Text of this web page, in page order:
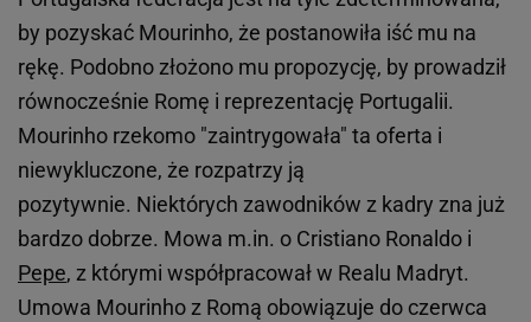
by pozyskać Mourinho, że postanowiła iść mu na
rękę. Podobno złożono mu propozycję, by prowadził
równocześnie Romę i reprezentację Portugalii.
Mourinho rzekomo "zaintrygowała" ta oferta i
niewykluczone, że rozpatrzy ją
pozytywnie. Niektórych zawodników z kadry zna już
bardzo dobrze. Mowa m.in. o Cristiano Ronaldo i
Pepe, z którymi współpracował w Realu Madryt.
Umowa Mourinho z Romą obowiązuje do czerwca